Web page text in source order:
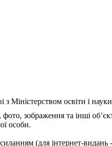
з Міністерством освіти і
зображення та інші
особи.
(для інтернет-